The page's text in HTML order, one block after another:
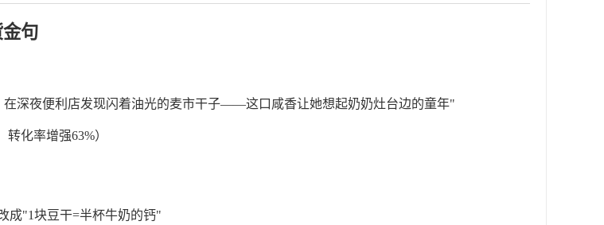
句
在深夜便利店发现闪着油光的麦市干子——这口咸香让她想起奶奶灶台边的童年"
转化率增强63%）
成"1块豆干=半杯牛奶的钙"